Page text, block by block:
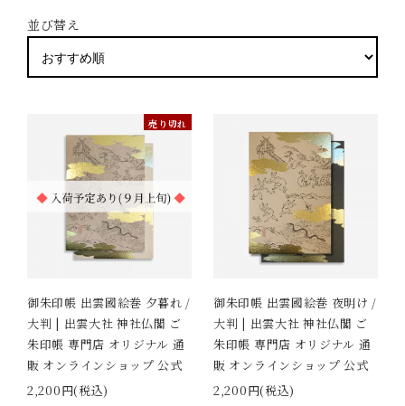
並び替え
売り切れ
御朱印帳 出雲國絵巻 夕暮れ /
大判 | 出雲大社 神社仏閣 ご
朱印帳 専門店 オリジナル 通
販 オンラインショップ 公式
2,200円(税込)
御朱印帳 出雲國絵巻 夜明け /
大判 | 出雲大社 神社仏閣 ご
朱印帳 専門店 オリジナル 通
販 オンラインショップ 公式
2,200円(税込)